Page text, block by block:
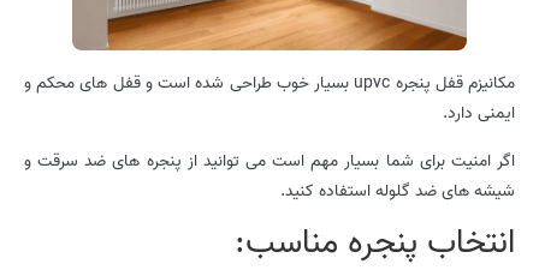
مکانیزم قفل پنجره upvc بسیار خوب طراحی شده است و قفل های محکم و
ایمنی دارد.
اگر امنیت برای شما بسیار مهم است می توانید از پنجره های ضد سرقت و
شیشه های ضد گلوله استفاده کنید.
انتخاب پنجره مناسب: